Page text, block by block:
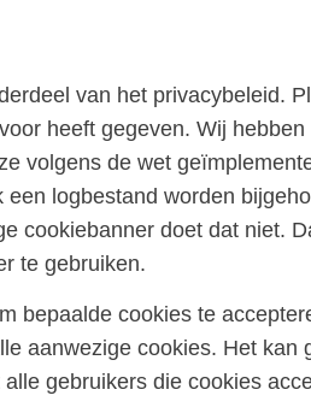
van het privacybeleid.
heeft gegeven. Wij
volgens de wet
logbestand worden
cookiebanner doet dat niet.
te gebruiken.
bepaalde cookies te
aanwezige cookies. Het kan
gebruikers die cookies